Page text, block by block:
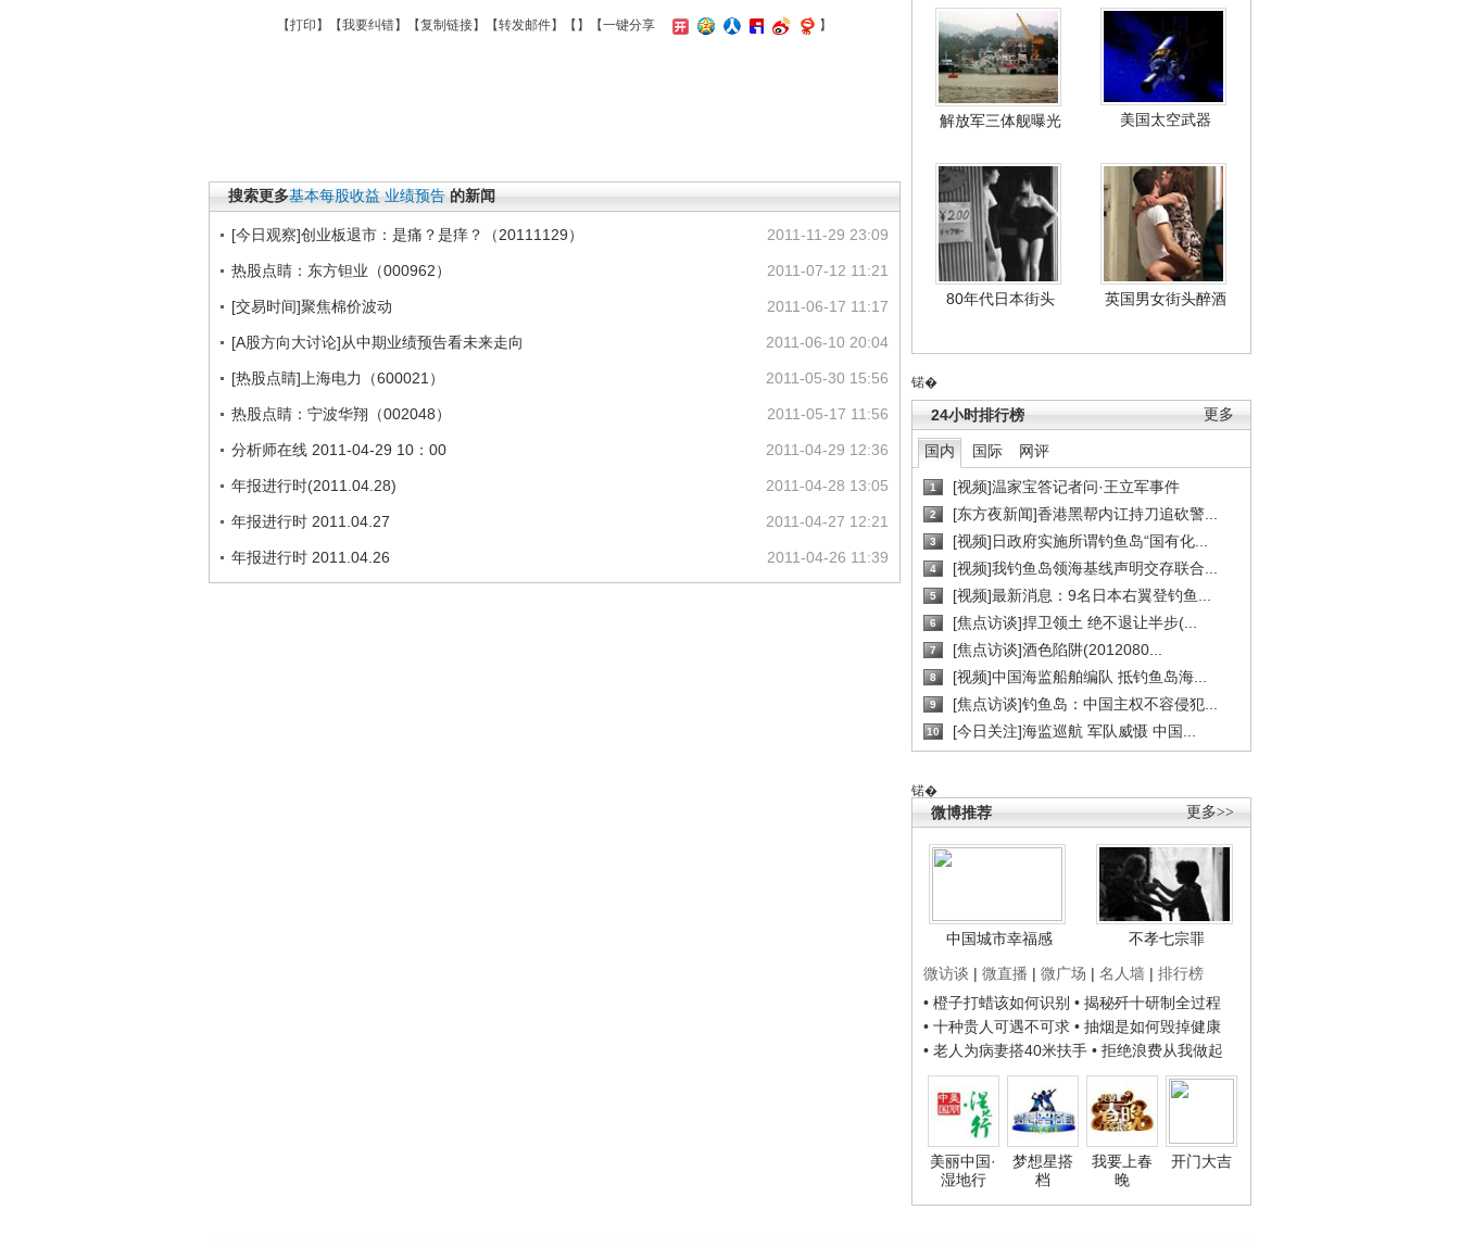
解放军三体舰曝光 美国太空武器
80年代日本街头 英国男女街头醉酒
锘�
更多
24小时排行榜
国内 国际 网评
1 [视频]温家宝答记者问·王立军事件
2 [东方夜新闻]香港黑帮内讧持刀追砍警...
3 [视频]日政府实施所谓钓鱼岛“国有化...
4 [视频]我钓鱼岛领海基线声明交存联合...
5 [视频]最新消息：9名日本右翼登钓鱼...
6 [焦点访谈]捍卫领土 绝不退让半步(...
7 [焦点访谈]酒色陷阱(2012080...
8 [视频]中国海监船舶编队 抵钓鱼岛海...
9 [焦点访谈]钓鱼岛：中国主权不容侵犯...
10 [今日关注]海监巡航 军队威慑 中国...
锘�
更多>>
微博推荐
中国城市幸福感
不孝七宗罪
微访谈 | 微直播 | 微广场 | 名人墙 | 排行榜
• 橙子打蜡该如何识别 • 揭秘歼十研制全过程
• 十种贵人可遇不可求 • 抽烟是如何毁掉健康
• 老人为病妻搭40米扶手 • 拒绝浪费从我做起
美丽中国·
湿地行
梦想星搭
档
我要上春
晚
开门大吉
【打印 】【我要纠错】【复制链接】【转发邮件】【 】 【一键分享 】
搜索更多基本每股收益 业绩预告 的新闻
2011-11-29 23:09
[今日观察]创业板退市：是痛？是痒？（20111129）
2011-07-12 11:21
热股点睛：东方钽业（000962）
2011-06-17 11:17
[交易时间]聚焦棉价波动
2011-06-10 20:04
[A股方向大讨论]从中期业绩预告看未来走向
2011-05-30 15:56
[热股点睛]上海电力（600021）
2011-05-17 11:56
热股点睛：宁波华翔（002048）
2011-04-29 12:36
分析师在线 2011-04-29 10：00
2011-04-28 13:05
年报进行时(2011.04.28)
2011-04-27 12:21
年报进行时 2011.04.27
2011-04-26 11:39
年报进行时 2011.04.26